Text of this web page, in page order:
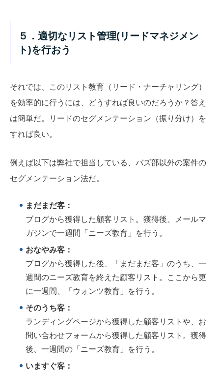
５．適切なリスト管理(リードマネジメン
ト)を行おう
それでは、このリスト教育（リード・ナーチャリング）
を効率的に行うには、どうすれば良いのだろうか？答え
は簡単だ。リードのセグメンテーション（振り分け）を
すれば良い。
例えば以下は弊社で担当している、バズ部以外の案件の
セグメンテーション法だ。
まだまだ客：
ブログから獲得した顧客リスト。獲得後、メールマ
ガジンで一週間「ニーズ教育」を行う。
おなやみ客：
ブログから獲得した後、「まだまだ客」のうち、一
週間のニーズ教育を終えた顧客リスト。ここから更
に一週間、「ウォンツ教育」を行う。
そのうち客：
ランディングページから獲得した顧客リストや、お
問い合わせフォームから獲得した顧客リスト。獲得
後、一週間の「ニーズ教育」を行う。
いますぐ客：